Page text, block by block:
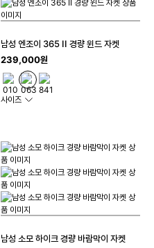
남성 엔조이 365 II 경량 윈드 자켓
239,000원
사이즈
남성 소모 하이크 경량 바람막이 자켓